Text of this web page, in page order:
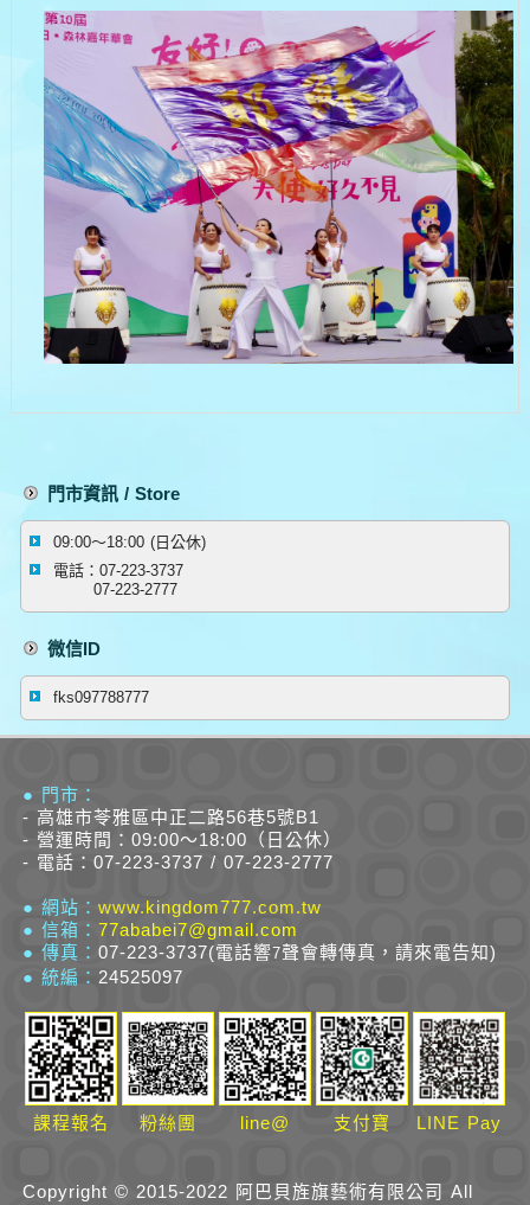
門市資訊 / Store
09:00～18:00 (日公休)
電話：07-223-3737
07-223-2777
微信ID
fks097788777
● 門市：
- 高雄市苓雅區中正二路56巷5號B1
- 營運時間：09:00～18:00（日公休）
- 電話：07-223-3737 / 07-223-2777
● 網站： www.kingdom777.com.tw
● 信箱： 77ababei7@gmail.com
● 傳真： 07-223-3737(電話響7聲會轉傳真，請來電告知)
● 統編： 24525097
課程報名 粉絲團 line@ 支付寶 LINE Pay
Copyright © 2015-2022 阿巴貝旌旗藝術有限公司 All